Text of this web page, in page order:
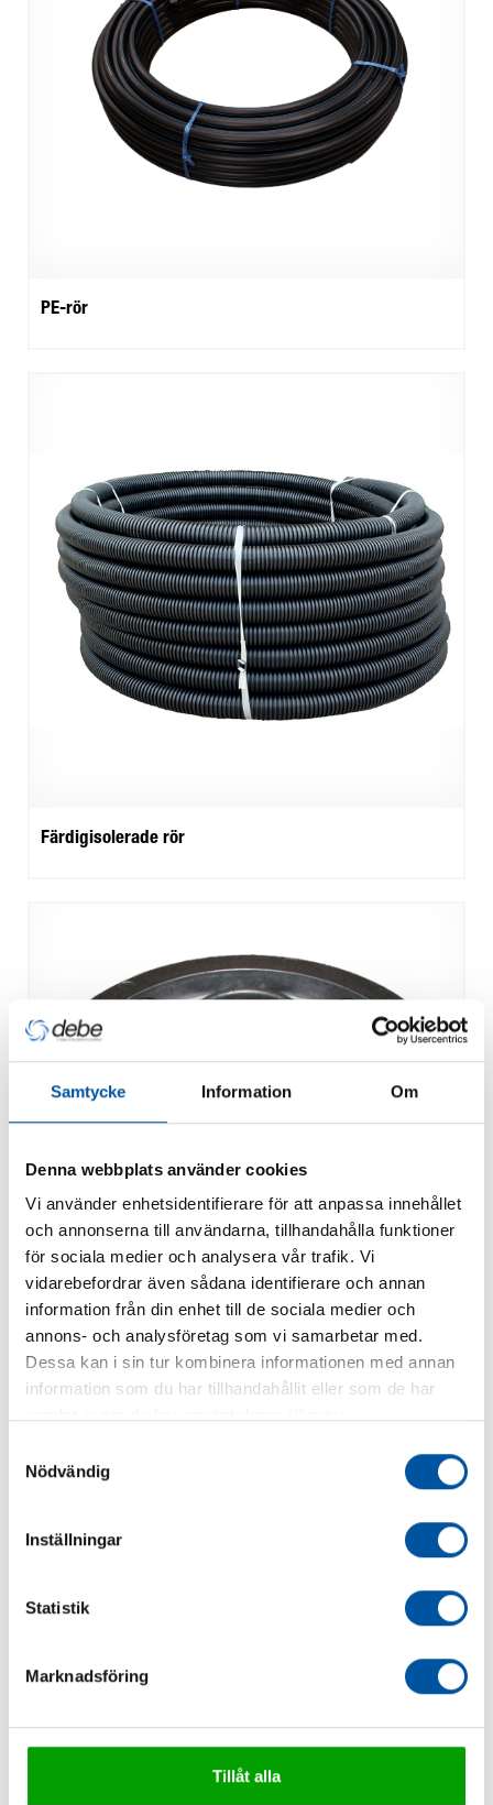
Samtycke Information Om
Denna webbplats använder cookies
Vi använder enhetsidentifierare för att anpassa innehållet
och annonserna till användarna, tillhandahålla funktioner
för sociala medier och analysera vår trafik. Vi
vidarebefordrar även sådana identifierare och annan
information från din enhet till de sociala medier och
annons- och analysföretag som vi samarbetar med.
Dessa kan i sin tur kombinera informationen med annan
information som du har tillhandahållit eller som de har
Nödvändig
Inställningar
Statistik
Marknadsföring
Tillåt alla
PE-rör
Färdigisolerade rör
Energitopp